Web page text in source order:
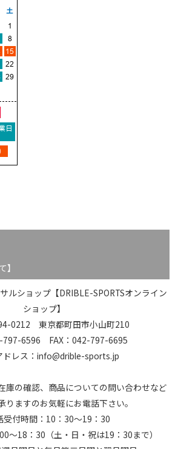
】
ルショップ【DRIBLE-SPORTSオンライン
ショップ】
0212 東京都町田市小山町210
797-6596 FAX：042-797-6695
ドレス：info@drible-sports.jp
の確認、商品についての問い合わせなど
りますのお気軽にお電話下さい。
受付時間：10：30～19：30
～18：30（土・日・祝は19：30まで）